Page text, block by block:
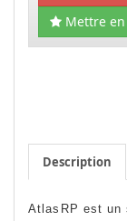
Mettre
Description
AtlasRP est un